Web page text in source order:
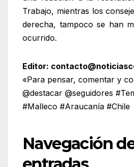
Trabajo, mientras los
derecha, tampoco se han
ocurrido.
Editor:
«Para pensar, comentar y
@destacar @seguidores
#Malleco #Araucanía #Chile
Navegación